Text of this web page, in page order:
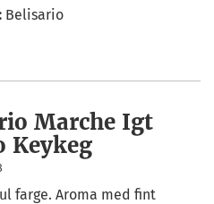
Belisario
Marche Igt
Keykeg
farge. Aroma med fint